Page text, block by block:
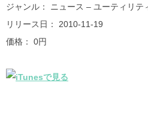
ジャンル： ニュース – ユーティリテ
リリース日： 2010-11-19
価格： 0円